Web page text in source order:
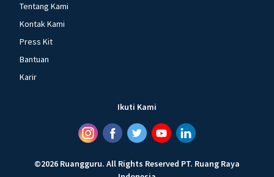
Tentang Kami
Kontak Kami
Press Kit
Bantuan
Karir
Ikuti Kami
©2026 Ruangguru. All Rights Reserved PT. Ruang Raya